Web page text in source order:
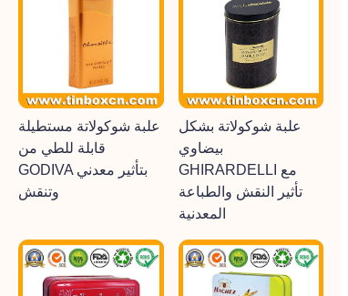
علبة شوكولاتة مستطيلة
قابلة للطي من
GODIVA بتأثير معدني
وتنقش
علبة شوكولاتة بشكل
بيضاوي
GHIRARDELLI مع
تأثير النقش والطباعة
المعدنية